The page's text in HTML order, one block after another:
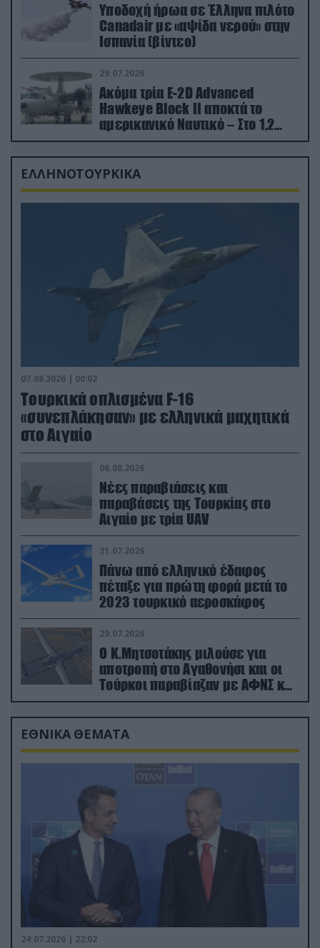
Υποδοχή ήρωα σε Έλληνα πιλότο
Canadair με «αψίδα νερού» στην
Ισπανία (βίντεο)
29.07.2026
Ακόμα τρία E-2D Advanced
Hawkeye Block II αποκτά το
αμερικανικό Ναυτικό – Στο 1,2
δισ.δολάρια το κόστος
ΕΛΛΗΝΟΤΟΥΡΚΙΚΑ
07.08.2026 | 00:02
Τουρκικά οπλισμένα F-16
«συνεπλάκησαν» με ελληνικά μαχητικά
στο Αιγαίο
06.08.2026
Νέες παραβιάσεις και
παραβάσεις της Τουρκίας στο
Αιγαίο με τρία UAV
31.07.2026
Πάνω από ελληνικό έδαφος
πέταξε για πρώτη φορά μετά το
2023 τουρκικό αεροσκάφος
29.07.2026
Ο Κ.Μητσοτάκης μιλούσε για
αποτροπή στο Αγαθονήσι και οι
Τούρκοι παραβίαζαν με ΑΦΝΣ και
drone
ΕΘΝΙΚΑ ΘΕΜΑΤΑ
24.07.2026 | 22:02